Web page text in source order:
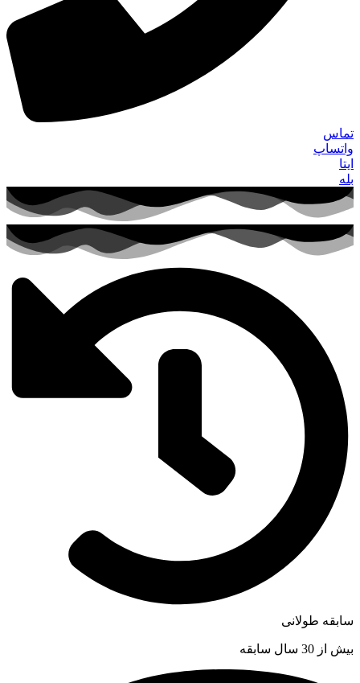
تماس
واتساپ
ایتا
بله
سابقه طولانی
بیش از 30 سال سابقه